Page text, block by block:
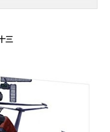
年5月3日（木）～NHK
しりたんてい：三瓶由布子
齋藤彩夏かいとうU：櫻井
ション：渡辺いっけいス
リーズディレクター：門由
洋子シリーズ構成：高橋
ラクターデザイン：真庭
三